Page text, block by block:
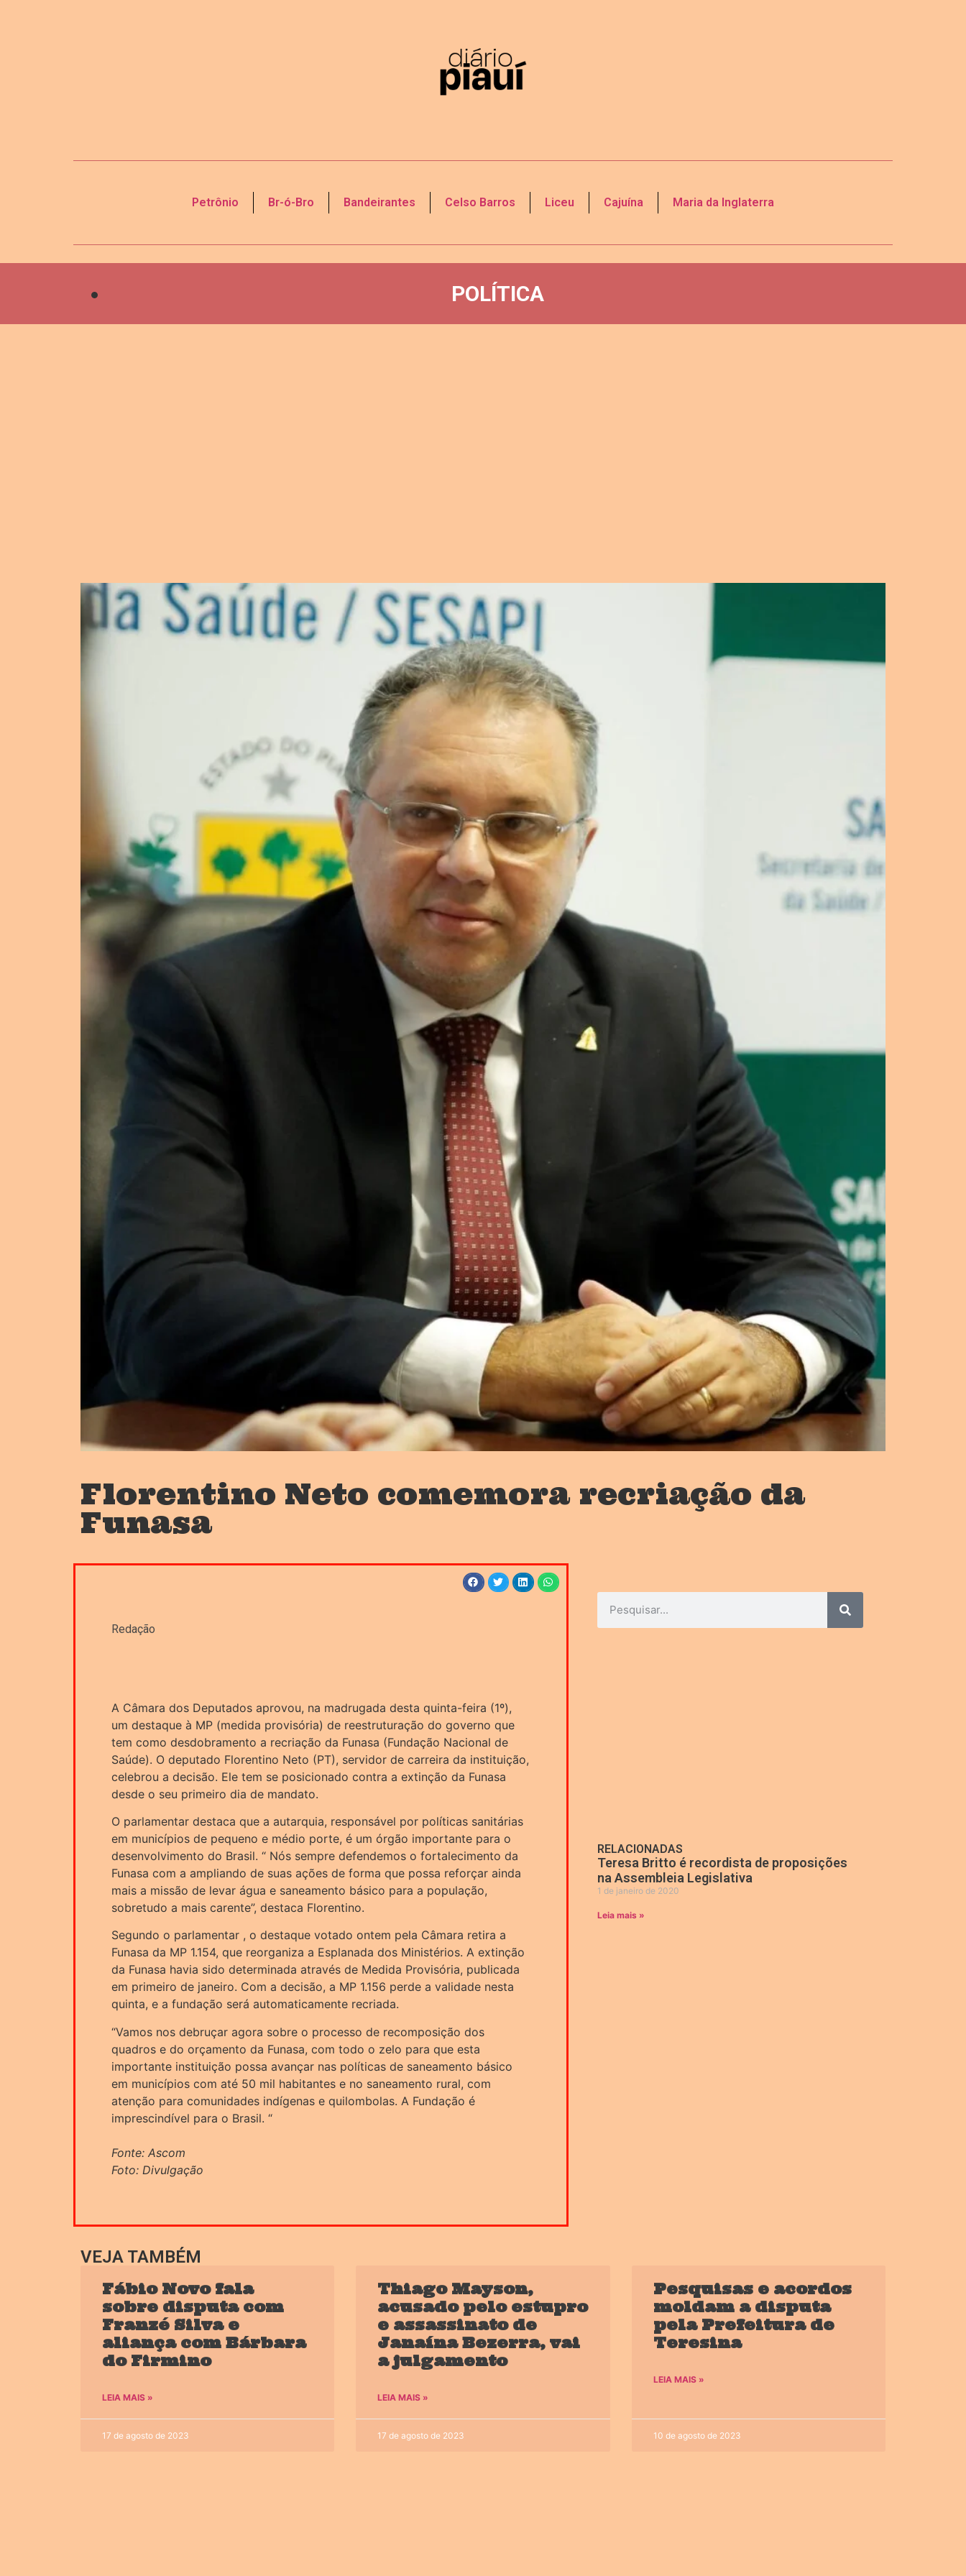
Petrônio Br-ó-Bro Bandeirantes Celso Barros Liceu Cajuína Maria da Inglaterra
POLÍTICA
Florentino Neto comemora recriação da
Funasa
Redação
A Câmara dos Deputados aprovou, na madrugada desta quinta-feira (1º),
um destaque à MP (medida provisória) de reestruturação do governo que
tem como desdobramento a recriação da Funasa (Fundação Nacional de
Saúde). O deputado Florentino Neto (PT), servidor de carreira da instituição,
celebrou a decisão. Ele tem se posicionado contra a extinção da Funasa
desde o seu primeiro dia de mandato.
O parlamentar destaca que a autarquia, responsável por políticas sanitárias
em municípios de pequeno e médio porte, é um órgão importante para o
desenvolvimento do Brasil. “ Nós sempre defendemos o fortalecimento da
Funasa com a ampliando de suas ações de forma que possa reforçar ainda
mais a missão de levar água e saneamento básico para a população,
sobretudo a mais carente”, destaca Florentino.
Segundo o parlamentar , o destaque votado ontem pela Câmara retira a
Funasa da MP 1.154, que reorganiza a Esplanada dos Ministérios. A extinção
da Funasa havia sido determinada através de Medida Provisória, publicada
em primeiro de janeiro. Com a decisão, a MP 1.156 perde a validade nesta
quinta, e a fundação será automaticamente recriada.
“Vamos nos debruçar agora sobre o processo de recomposição dos
quadros e do orçamento da Funasa, com todo o zelo para que esta
importante instituição possa avançar nas políticas de saneamento básico
em municípios com até 50 mil habitantes e no saneamento rural, com
atenção para comunidades indígenas e quilombolas. A Fundação é
imprescindível para o Brasil. “
Fonte: Ascom
Foto: Divulgação
RELACIONADAS
Teresa Britto é recordista de proposições
na Assembleia Legislativa
1 de janeiro de 2020
Leia mais »
VEJA TAMBÉM
Fábio Novo fala
sobre disputa com
Franzé Silva e
aliança com Bárbara
do Firmino
LEIA MAIS »
17 de agosto de 2023
Thiago Mayson,
acusado pelo estupro
e assassinato de
Janaína Bezerra, vai
a julgamento
LEIA MAIS »
17 de agosto de 2023
Pesquisas e acordos
moldam a disputa
pela Prefeitura de
Teresina
LEIA MAIS »
10 de agosto de 2023